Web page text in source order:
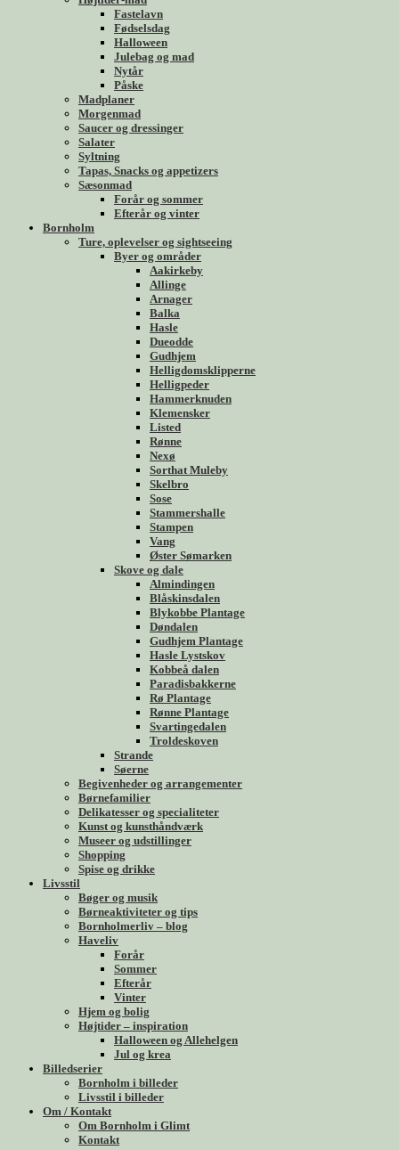
Fastelavn
Fødselsdag
Halloween
Julebag og mad
Nytår
Påske
Madplaner
Morgenmad
Saucer og dressinger
Salater
Syltning
Tapas, Snacks og appetizers
Sæsonmad
Forår og sommer
Efterår og vinter
Bornholm
Ture, oplevelser og sightseeing
Byer og områder
Aakirkeby
Allinge
Arnager
Balka
Hasle
Dueodde
Gudhjem
Helligdomsklipperne
Helligpeder
Hammerknuden
Klemensker
Listed
Rønne
Nexø
Sorthat Muleby
Skelbro
Sose
Stammershalle
Stampen
Vang
Øster Sømarken
Skove og dale
Almindingen
Blåskinsdalen
Blykobbe Plantage
Døndalen
Gudhjem Plantage
Hasle Lystskov
Kobbeå dalen
Paradisbakkerne
Rø Plantage
Rønne Plantage
Svartingedalen
Troldeskoven
Strande
Søerne
Begivenheder og arrangementer
Børnefamilier
Delikatesser og specialiteter
Kunst og kunsthåndværk
Museer og udstillinger
Shopping
Spise og drikke
Livsstil
Bøger og musik
Børneaktiviteter og tips
Bornholmerliv – blog
Haveliv
Forår
Sommer
Efterår
Vinter
Hjem og bolig
Højtider – inspiration
Halloween og Allehelgen
Jul og krea
Billedserier
Bornholm i billeder
Livsstil i billeder
Om / Kontakt
Om Bornholm i Glimt
Kontakt